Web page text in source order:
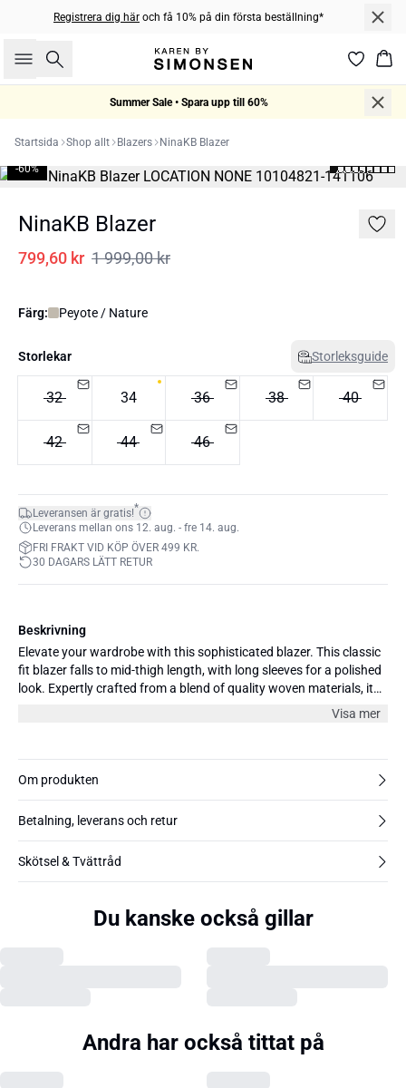
Registrera dig här och få 10% på din första beställning*
Sök
Summer Sale • Spara upp till 60%
Startsida Shop allt Blazers NinaKB Blazer
-60%
NinaKB Blazer
799,60 kr 1 999,00 kr
Färg: Peyote / Nature
Storlekar Storleksguide
32 34 36 38 40
42 44 46
Leveransen är gratis!*
Leverans mellan ons 12. aug. - fre 14. aug.
FRI FRAKT VID KÖP ÖVER 499 KR.
30 DAGARS LÄTT RETUR
Beskrivning
Elevate your wardrobe with this sophisticated blazer. This classic
fit blazer falls to mid-thigh length, with long sleeves for a polished
look. Expertly crafted from a blend of quality woven materials, it
promises durability and comfort. It pairs perfectly with a chic
ensemble. The model is 176 cm and wearing size 36/S.
Visa mer
Om produkten
Betalning, leverans och retur
Skötsel & Tvättråd
Du kanske också gillar
Andra har också tittat på